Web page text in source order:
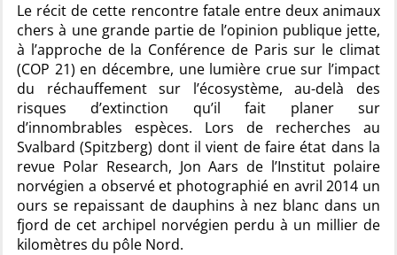
Le récit de cette rencontre fatale entre deux animaux
chers à une grande partie de l’opinion publique jette,
à l’approche de la Conférence de Paris sur le climat
(COP 21) en décembre, une lumière crue sur l’impact
du réchauffement sur l’écosystème, au-delà des
risques d’extinction qu’il fait planer sur
d’innombrables espèces. Lors de recherches au
Svalbard (Spitzberg) dont il vient de faire état dans la
revue Polar Research, Jon Aars de l’Institut polaire
norvégien a observé et photographié en avril 2014 un
ours se repaissant de dauphins à nez blanc dans un
fjord de cet archipel norvégien perdu à un millier de
kilomètres du pôle Nord.